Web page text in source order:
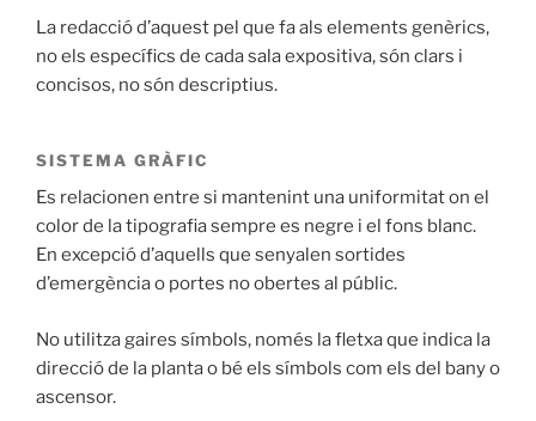
La redacció d’aquest pel que fa als elements genèrics,
no els específics de cada sala expositiva, són clars i
concisos, no són descriptius.
SISTEMA GRÀFIC
Es relacionen entre si mantenint una uniformitat on el
color de la tipografia sempre es negre i el fons blanc.
En excepció d’aquells que senyalen sortides
d’emergència o portes no obertes al públic.
No utilitza gaires símbols, només la fletxa que indica la
direcció de la planta o bé els símbols com els del bany o
ascensor.